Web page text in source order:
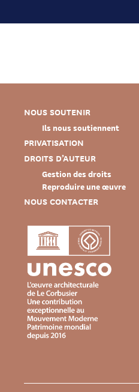
NOUS SOUTENIR
Ils nous soutiennent
PRIVATISATION
DROITS D’AUTEUR
Gestion des droits
Reproduire une œuvre
NOUS CONTACTER